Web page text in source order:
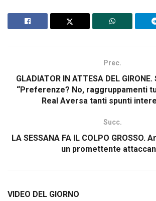
Prec.
GLADIATOR IN ATTESA DEL
“Preferenze? No, raggruppamenti
Real Aversa tanti spunti
Succ.
LA SESSANA FA IL COLPO GROSSO.
un promettente
VIDEO DEL GIORNO